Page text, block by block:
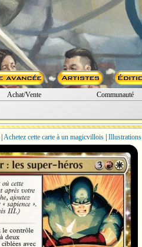
Achat/Vente Communauté
Achetez cette carte à un magicvillois| Illustrations